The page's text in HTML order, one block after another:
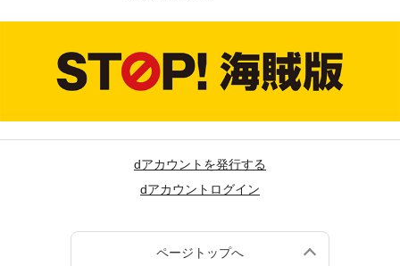
dアカウントを発行する
dアカウントログイン
ページトップへ